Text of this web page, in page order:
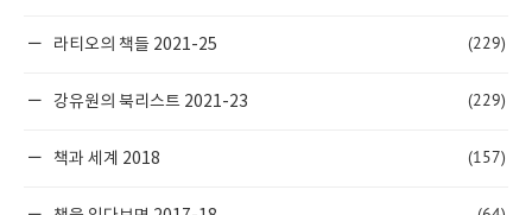
라티오의 책들 2021-25 (229)
강유원의 북리스트 2021-23 (229)
책과 세계 2018 (157)